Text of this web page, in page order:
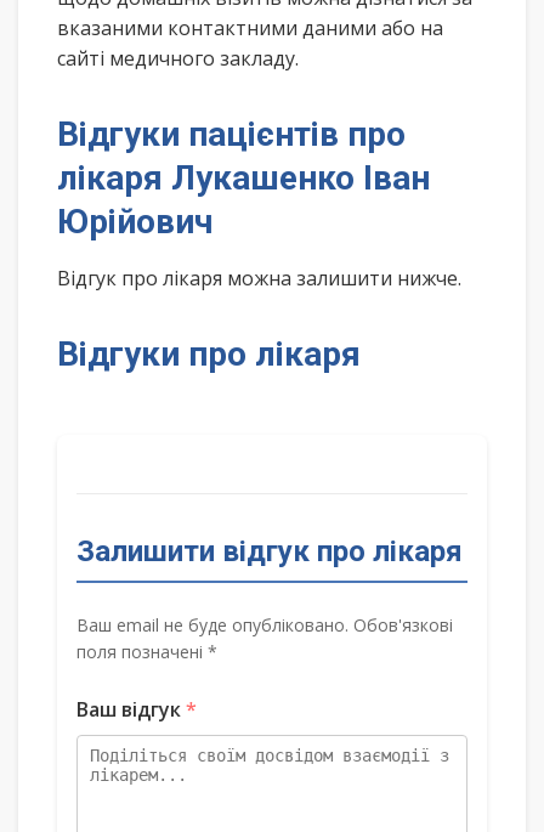
вказаними контактними даними або на
сайті медичного закладу.
Відгуки пацієнтів про
лікаря Лукашенко Іван
Юрійович
Відгук про лікаря можна залишити нижче.
Відгуки про лікаря
Залишити відгук про лікаря
Ваш email не буде опубліковано. Обов'язкові
поля позначені *
Ваш відгук*